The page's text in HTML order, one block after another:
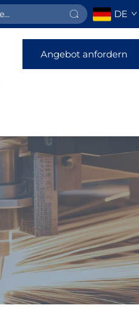
DE
Angebot anfordern